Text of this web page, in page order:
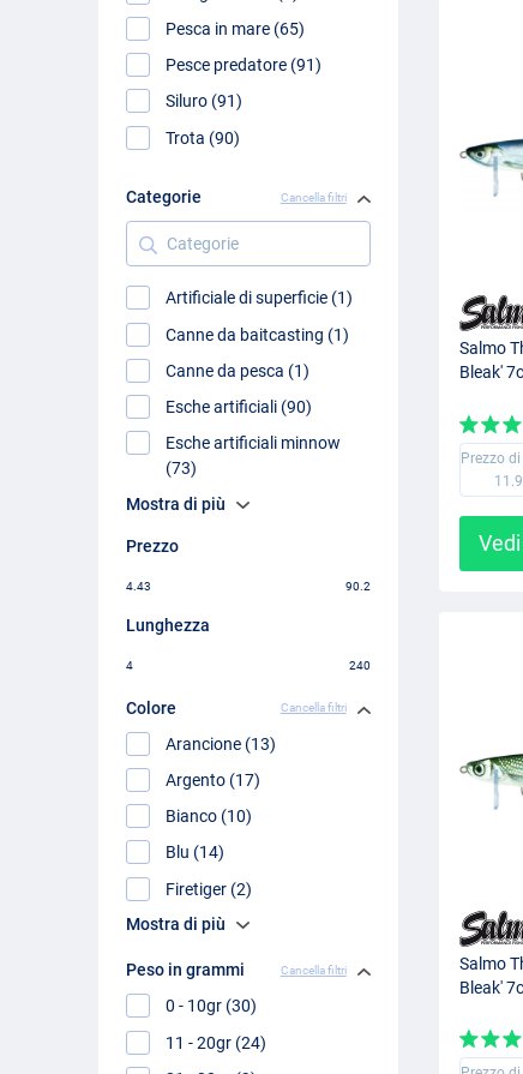
Pesca in mare (65)
Pesce predatore (91)
Siluro (91)
Trota (90)
Categorie Cancella filtri
Categorie
Artificiale di superficie (1)
Canne da baitcasting (1)
Canne da pesca (1)
Esche artificiali (90)
Esche artificiali minnow
(73)
Mostra di più
Prezzo
4.43 90.2
Lunghezza
4 240
Colore Cancella filtri
Arancione (13)
Argento (17)
Bianco (10)
Blu (14)
Firetiger (2)
Mostra di più
Peso in grammi Cancella filtri
0 - 10gr (30)
11 - 20gr (24)
Salmo
Bleak'
Prezzo
Salmo
Bleak'